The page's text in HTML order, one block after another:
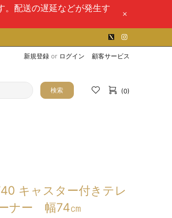
配送の遅延などが発生す
新規登録 or ログイン 顧客サービス
検索 (0)
キャスター付きテレ
ナー 幅74㎝